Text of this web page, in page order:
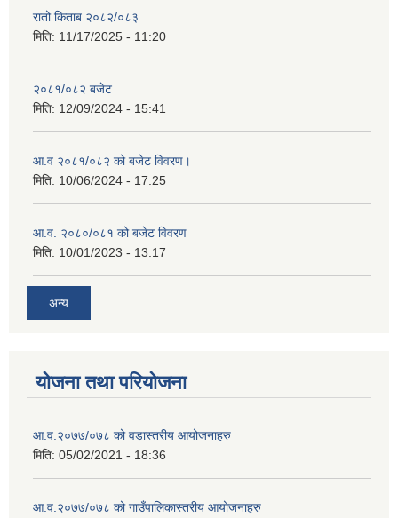
रातो किताब २०८२/०८३
मिति: 11/17/2025 - 11:20
२०८१/०८२ बजेट
मिति: 12/09/2024 - 15:41
आ.व २०८१/०८२ को बजेट विवरण।
मिति: 10/06/2024 - 17:25
आ.व. २०८०/०८१ को बजेट विवरण
मिति: 10/01/2023 - 13:17
अन्य
योजना तथा परियोजना
आ.व.२०७७/०७८ को वडास्तरीय आयोजनाहरु
मिति: 05/02/2021 - 18:36
आ.व.२०७७/०७८ को गाउँपालिकास्तरीय आयोजनाहरु